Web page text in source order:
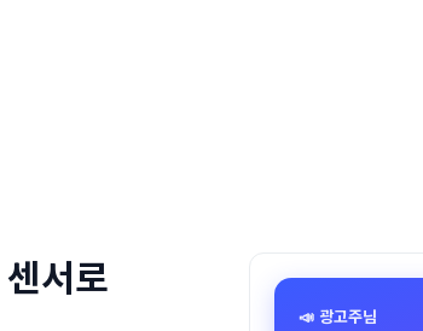
서로
📣 광고주님